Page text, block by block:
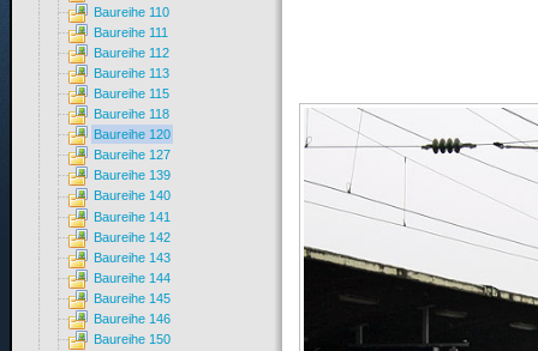
Baureihe 110
Baureihe 111
Baureihe 112
Baureihe 113
Baureihe 115
Baureihe 118
Baureihe 120
Baureihe 127
Baureihe 139
Baureihe 140
Baureihe 141
Baureihe 142
Baureihe 143
Baureihe 144
Baureihe 145
Baureihe 146
Baureihe 150